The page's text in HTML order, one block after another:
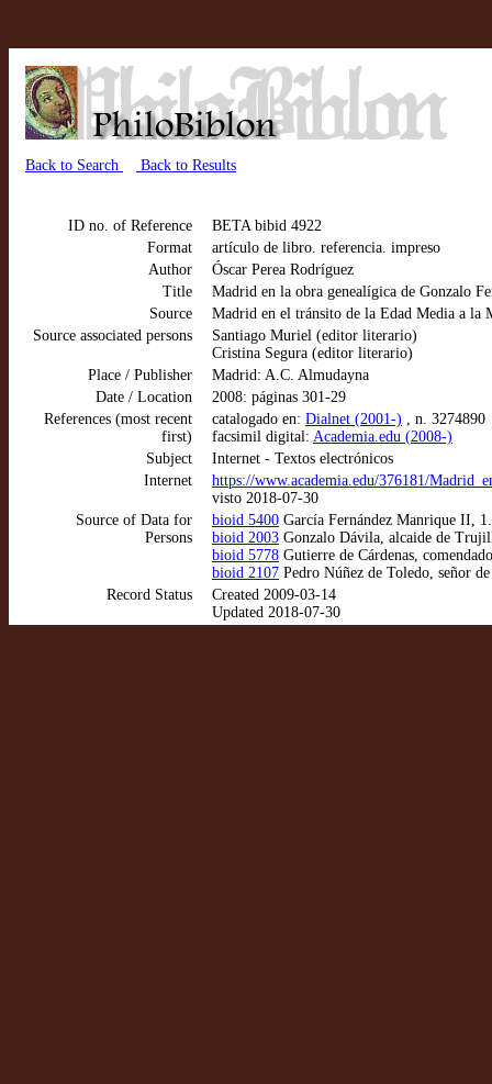
Back to Search Back to Results
ID no. of Reference
BETA bibid 4922
Format
artículo de libro. referencia. impreso
Author
Óscar Perea Rodríguez
Title
Madrid en la obra genealígica de Gonzalo
Source
Madrid en el tránsito de la Edad Media a la
Source associated persons
Santiago Muriel (editor literario)
Cristina Segura (editor literario)
Place / Publisher
Madrid: A.C. Almudayna
Date / Location
2008: páginas 301-29
References (most recent
first)
catalogado en: Dialnet (2001-) , n. 3274890
facsimil digital: Academia.edu (2008-)
Subject
Internet - Textos electrónicos
Internet
https://www.academia.edu/376181/
visto 2018-07-30
Source of Data for
Persons
bioid 5400 García Fernández Manrique II,
bioid 2003 Gonzalo Dávila, alcaide de
bioid 5778 Gutierre de Cárdenas,
bioid 2107 Pedro Núñez de Toledo, señor
Record Status
Created 2009-03-14
Updated 2018-07-30